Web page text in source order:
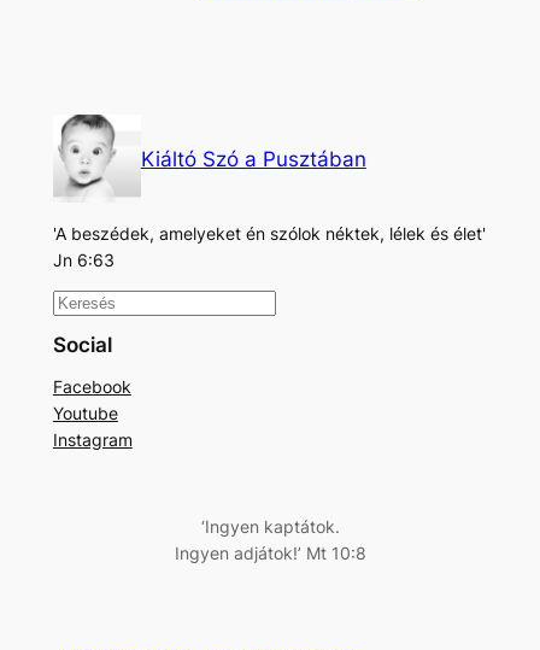
Kiáltó Szó a Pusztában
'A beszédek, amelyeket én szólok néktek, lélek és élet'
Jn 6:63
K
e
e
s
Social
Facebook
Youtube
Instagram
‘Ingyen kaptátok.
Ingyen adjátok!’ Mt 10:8